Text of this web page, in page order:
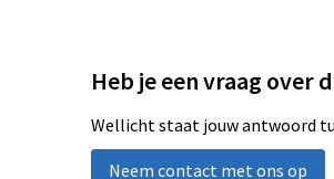
Heb je een vraag over
Wellicht staat jouw antwoord
Neem contact met ons op